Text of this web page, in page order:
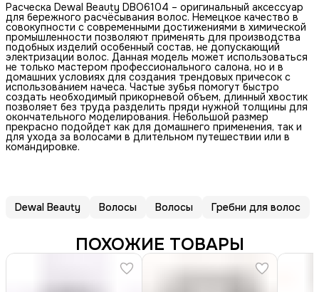
Расческа Dewal Beauty DBO6104 – оригинальный аксессуар
для бережного расчёсывания волос. Немецкое качество в
совокупности с современными достижениями в химической
промышленности позволяют применять для производства
подобных изделий особенный состав, не допускающий
электризации волос. Данная модель может использоваться
не только мастером профессионального салона, но и в
домашних условиях для создания трендовых причесок с
использованием начеса. Частые зубья помогут быстро
создать необходимый прикорневой объем, длинный хвостик
позволяет без труда разделить пряди нужной толщины для
окончательного моделирования. Небольшой размер
прекрасно подойдет как для домашнего применения, так и
для ухода за волосами в длительном путешествии или в
командировке.
Dewal Beauty Волосы Волосы Гребни для волос
ПОХОЖИЕ ТОВАРЫ